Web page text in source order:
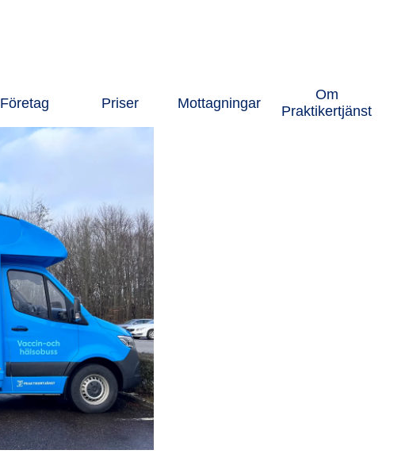
Företag Priser Mottagningar
Om
Praktikertjänst